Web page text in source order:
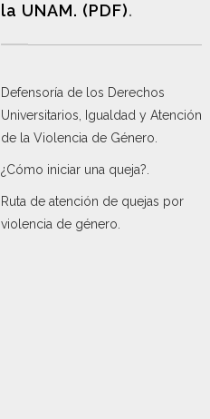
la UNAM. (PDF).
Defensoría de los Derechos
Universitarios, Igualdad y Atención
de la Violencia de Género
¿Cómo iniciar una queja?
Ruta de atención de quejas por
violencia de género